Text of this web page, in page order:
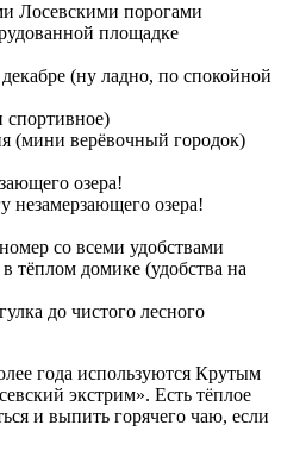
Лосевскими порогами
площадке
(ну ладно, по спокойной
спортивное)
(мини верёвочный городок)
озера!
незамерзающего озера!
со всеми удобствами
тёплом домике (удобства на
до чистого лесного
года используются Крутым
экстрим». Есть тёплое
и выпить горячего чаю, если